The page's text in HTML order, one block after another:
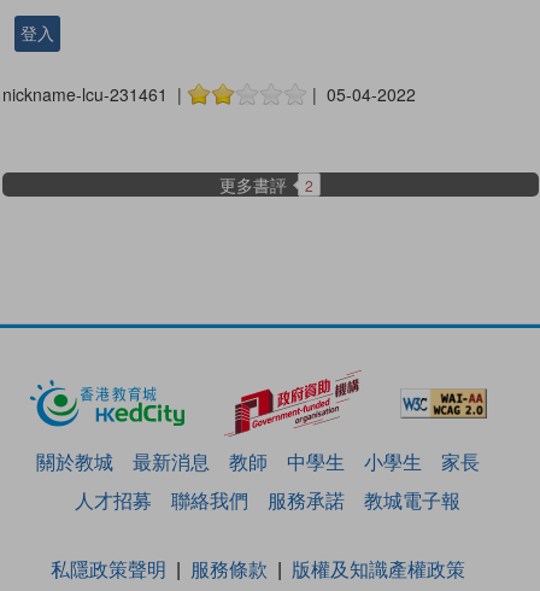
登入
nickname-lcu-231461 | | 05-04-2022
更多書評 2
關於教城 最新消息 教師 中學生 小學生
家長
人才招募
聯絡我們 服務承諾 教城電子報
私隱政策聲明 服務條款
版權及知識產權政策